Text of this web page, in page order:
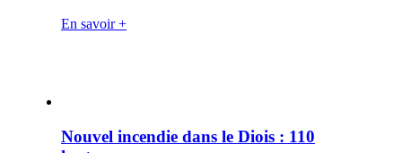
En savoir +
Nouvel incendie dans le Diois : 110